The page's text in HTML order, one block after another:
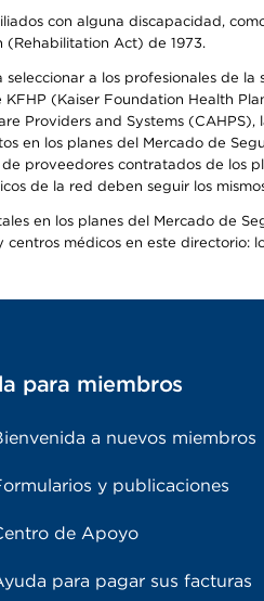
con alguna discapacidad,
(Rehabilitation Act) de 1973.
a los profesionales de
(Kaiser Foundation Health
Providers and Systems (CAHPS),
los planes del Mercado de
proveedores contratados de los
de la red deben seguir los
en los planes del Mercado de
médicos en este directorio:
para miembros
a nuevos miembros
y publicaciones
de Apoyo
para pagar sus facturas